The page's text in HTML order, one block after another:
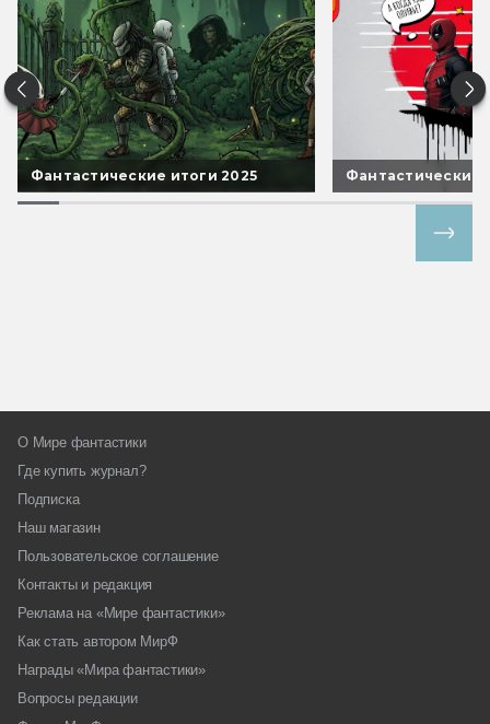
Фантастические итоги 2025 Фантастические
О Мире фантастики
Где купить журнал?
Подписка
Наш магазин
Пользовательское соглашение
Контакты и редакция
Реклама на «Мире фантастики»
Как стать автором МирФ
Награды «Мира фантастики»
Вопросы редакции